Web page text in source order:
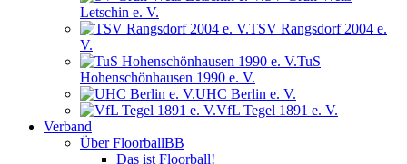
Letschin e. V.
TSV Rangsdorf 2004 e.
V.
TuS
Hohenschönhausen 1990 e. V.
UHC Berlin e. V.
VfL Tegel 1891 e. V.
Verband
Über FloorballBB
Das ist Floorball!